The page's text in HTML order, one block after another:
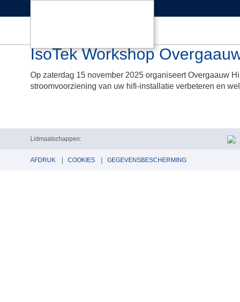
IsoTek Workshop
Op zaterdag 15 november 2025 organiseert Overgaauw
stroomvoorziening van uw hifi-installatie verbeteren en
Lidmaatschappen:
AFDRUK COOKIES GEGEVENSBESCHERMING